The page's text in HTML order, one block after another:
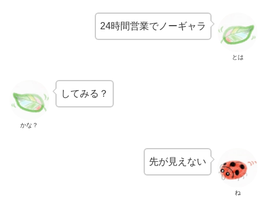
とは
24時間営業でノーギャラ
かな？
してみる？
ね
先が見えない